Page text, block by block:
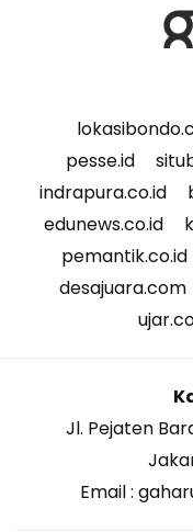
pesse.id
indrapura.co.id
edunews.co.id
pemantik.co.id
desajuara.com
Jl. Pejaten
Email :